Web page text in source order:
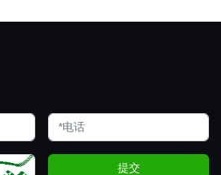
提交